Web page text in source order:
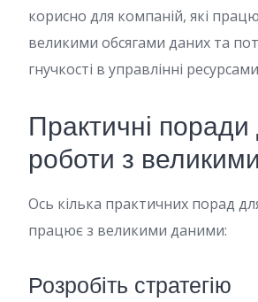
корисно для компаній, які
великими обсягами даних та
гнучкості в управлінні
Практичні
роботи з
Ось кілька практичних порад
працює з великими даними:
Розробіть стратегію